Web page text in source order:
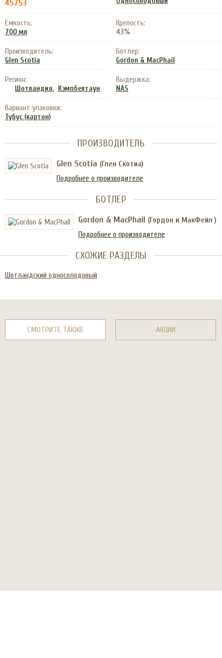
45753
Емкость:
700 мл
Крепость:
43%
Производитель:
Glen Scotia
Ботлер:
Gordon & MacPhail
Регион:
Шотландия, Кэмпбелтаун
Выдержка:
NAS
Вариант упаковки:
Тубус (картон)
ПРОИЗВОДИТЕЛЬ
Glen Scotia (Глен Скотиа)
Подробнее о производителе
БОТЛЕР
Gordon & MacPhail (Гордон и МакФейл )
Подробнее о производителе
СХОЖИЕ РАЗДЕЛЫ
Шотландский односолодовый
СМОТРИТЕ ТАКЖЕ АКЦИИ